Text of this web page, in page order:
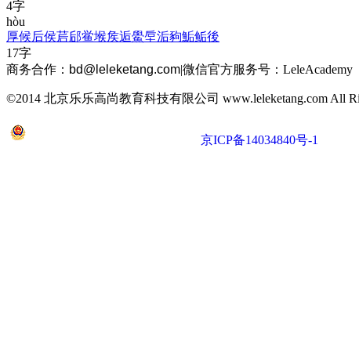
4字
hòu
厚候后侯茩郈鲎堠矦逅鱟垕洉豞鮜鲘後
17字
商务合作： bd@leleketang.com|微信官方服务号：
©2014 北京乐乐高尚教育科技有限公司 www.leleketang.com All
京ICP备14034840号-1